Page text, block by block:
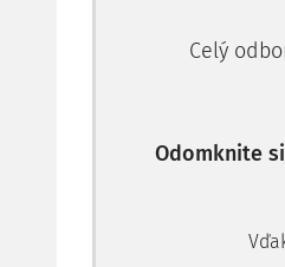
Celý
Odomknite